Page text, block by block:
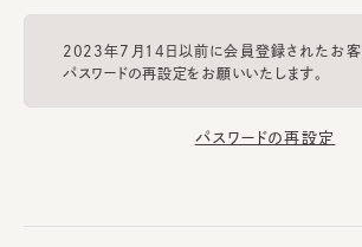
2023年7月14日以前に会員登録されたお客
パスワードの再設定をお願いいたします。
パスワードの再設定